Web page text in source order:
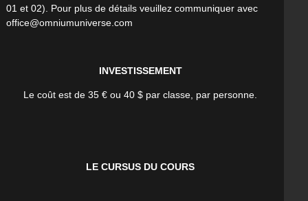
01 et 02). Pour plus de détails veuillez communiquer avec
office@omniumuniverse.com
INVESTISSEMENT
Le coût est de 35 € ou 40 $ par classe, par personne.
LE CURSUS DU COURS